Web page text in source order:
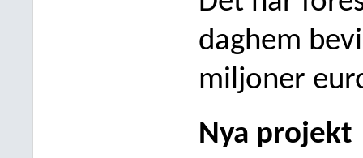
daghem
miljoner
Nya projekt